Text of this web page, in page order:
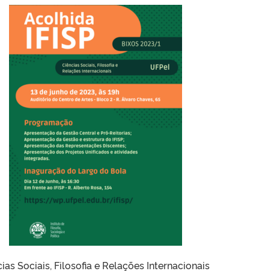
Sociais, Filosofia e Relações Internacionais